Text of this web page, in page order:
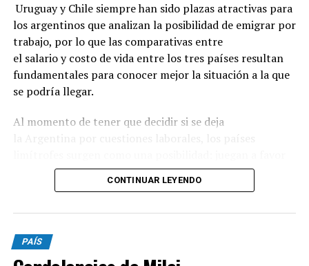
Uruguay y Chile siempre han sido plazas atractivas para
los argentinos que analizan la posibilidad de emigrar por
trabajo, por lo que las comparativas entre
el salario y costo de vida entre los tres países resultan
fundamentales para conocer mejor la situación a la que
se podría llegar.
Al momento de tener que decidir si se deja
la cercanía geográfica, el idioma compartido,
la estabilidad económica y los indicadores de seguridad
Además, Uruguay se destaca por la similitud de
costumbres y una política migratoria amigable;
CONTINUAR LEYENDO
PAÍS